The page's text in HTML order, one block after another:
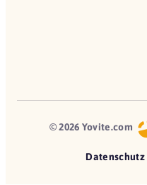
© 2026 Yovite.com
Datenschutz